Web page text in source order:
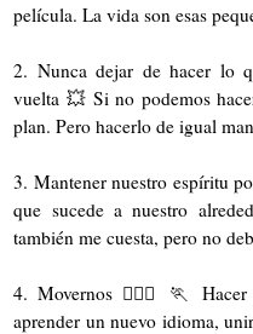
película. La vida son esas
2. Nunca dejar de hacer lo
vuelta 💥 Si no podemos
plan. Pero hacerlo de igual
3. Mantener nuestro espíritu
que sucede a nuestro
también me cuesta, pero no
4. Movernos 🏃🏻‍♀️ 🏃
aprender un nuevo idioma,